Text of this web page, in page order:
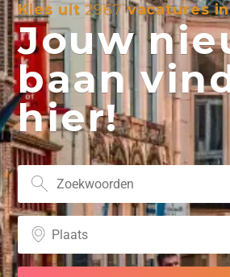
Kies uit2967vacatures
Jouw
baan
hier!